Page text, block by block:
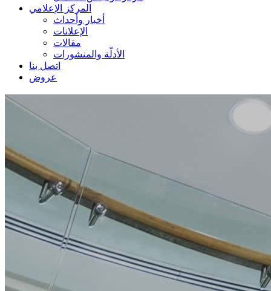
المركز الإعلامي
أخبار وأحداث
الإعلانات
مقالات
الأدلّة والمنشورات
اتصل بنا
عروض